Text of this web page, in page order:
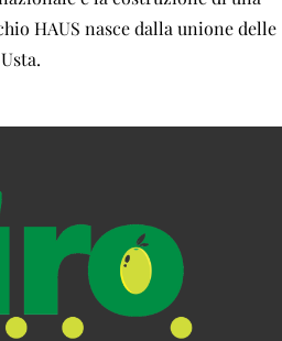
HAUS nasce dalla unione delle